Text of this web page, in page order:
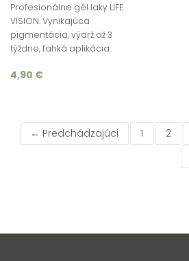
Profesionálne gél laky LIFE
VISION. Vynikajúca
pigmentácia, výdrž až 3
týždne, ľahká aplikácia.
4,90 €
← Predchádzajúci 1 2